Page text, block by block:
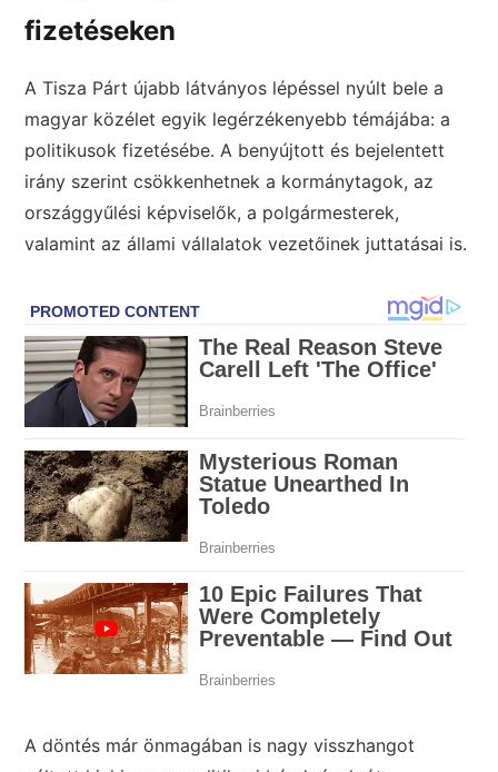
fizetéseken
A Tisza Párt újabb látványos lépéssel nyúlt bele a
magyar közélet egyik legérzékenyebb témájába: a
politikusok fizetésébe. A benyújtott és bejelentett
irány szerint csökkenhetnek a kormánytagok, az
országgyűlési képviselők, a polgármesterek,
valamint az állami vállalatok vezetőinek juttatásai is.
A döntés már önmagában is nagy visszhangot